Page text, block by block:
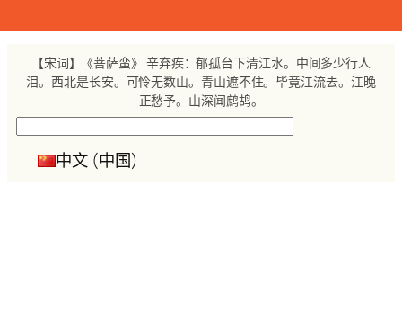
【宋词】《菩萨蛮》 辛弃疾：郁孤台下清江水。中间多少行人
泪。西北是长安。可怜无数山。青山遮不住。毕竟江流去。江晚
正愁予。山深闻鹧鸪。
中文 (中国)